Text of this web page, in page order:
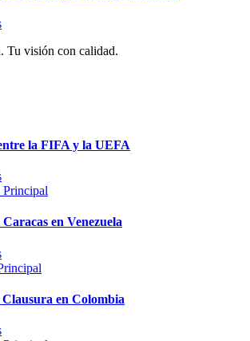
Tu visión con calidad.
la FIFA y la UEFA
Principal
en Venezuela
en Colombia